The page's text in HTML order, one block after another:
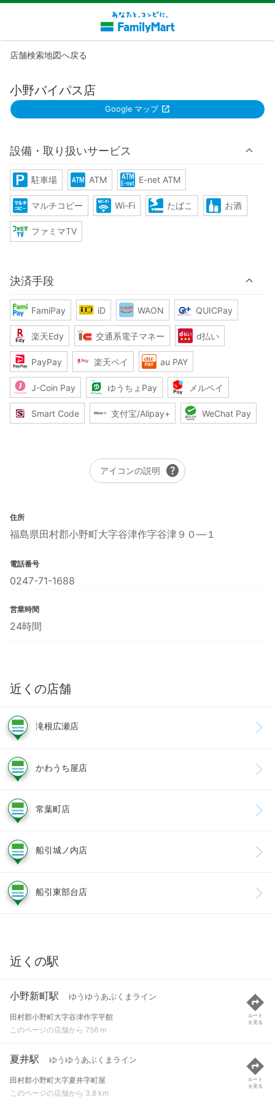
店舗検索地図へ戻る
小野バイパス店
Google マップ
設備・取り扱いサービス
駐車場 ATM E-net ATM
マルチコピー Wi-Fi たばこ お酒
ファミマTV
決済手段
FamiPay iD WAON QUICPay
楽天Edy 交通系電子マネー d払い
PayPay 楽天ペイ au PAY
J-Coin Pay ゆうちょPay メルペイ
Smart Code 支付宝/Alipay+ WeChat Pay
アイコンの説明 help
住所
福島県田村郡小野町大字谷津作字谷津９０―１
電話番号
0247-71-1688
営業時間
24時間
近くの店舗
滝根広瀬店
かわうち屋店
常葉町店
船引城ノ内店
船引東部台店
近くの駅
小野新町駅 ゆうゆうあぶくまライン
田村郡小野町大字谷津作字平館
このページの店舗から 756 m
ルート
を見る
夏井駅 ゆうゆうあぶくまライン
田村郡小野町大字夏井字町屋
このページの店舗から 3.8 km
ルート
を見る